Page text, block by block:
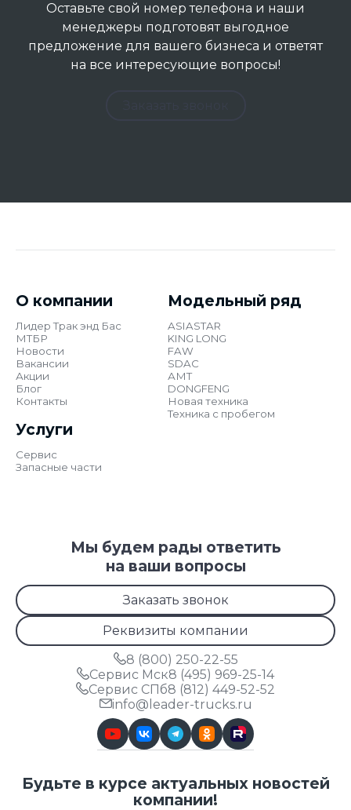
Оставьте свой номер телефона и наши
менеджеры подготовят выгодное
предложение для вашего бизнеса и ответят
на все интересующие вопросы!
О компании
Лидер Трак энд Бас
МТБР
Новости
Вакансии
Акции
Блог
Контакты
Модельный ряд
ASIASTAR
KING LONG
FAW
SDAC
АМТ
DONGFENG
Новая техника
Техника с пробегом
Услуги
Сервис
Запасные части
Мы будем рады ответить
на ваши вопросы
Заказать звонок
Реквизиты компании
8 (800) 250-22-55
Сервис Мск8 (495) 969-25-14
Сервис СПб8 (812) 449-52-52
info@leader-trucks.ru
Будьте в курсе актуальных новостей
компании!